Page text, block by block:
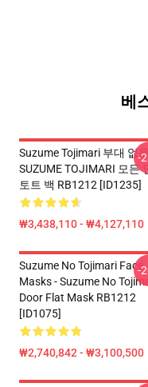
베
Suzume Tojimari 부대 없
SUZUME TOJIMARI 모든
토트 백 RB1212 [ID1235]
₩3,438,110 - ₩4,127,110
-
Suzume No Tojimari Face
Masks - Suzume No
Door Flat Mask RB1212
[ID1075]
₩2,740,842 - ₩3,100,500
-